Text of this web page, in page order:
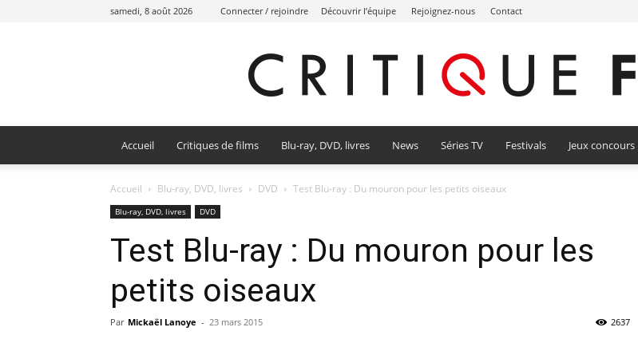
samedi, 8 août 2026 Connecter / rejoindre Découvrir l’équipe Rejoignez-nous Contact
Accueil Critiques de films Blu-ray, DVD, livres News Séries TV Festivals Jeux concours
Accueil Blu-ray, DVD, livres DVD Test Blu-ray : Du mouron pour les petits oiseaux
Blu-ray, DVD, livres DVD
Test Blu-ray : Du mouron pour les
petits oiseaux
Par Mickaël Lanoye - 23 mars 2015 2637